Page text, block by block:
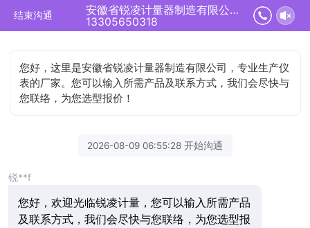
结束沟通
安徽省锐凌计量器制造有限公司正在为您服务
13305650318
您好，这里是安徽省锐凌计量器制造有限公司，专业生产仪
表的厂家。您可以输入所需产品及联系方式，我们会尽快与
您联络，为您选型报价！
2026-08-09 06:55:28 开始沟通
锐**f
您好，欢迎光临锐凌计量，您可以输入所需产品
及联系方式，我们会尽快与您联络，为您选型报